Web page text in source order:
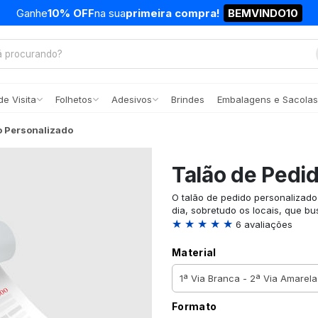
Ganhe10% OFFna suaprimeira compra! BEMVINDO10
Visita Folhetos Adesivos Brindes Embalagens e Sacolas
Personalizado
Talão de
O talão de pedido
dia, sobretudo os locais, que
★ ★ ★ ★ ★ 6 avaliações
Material
Formato